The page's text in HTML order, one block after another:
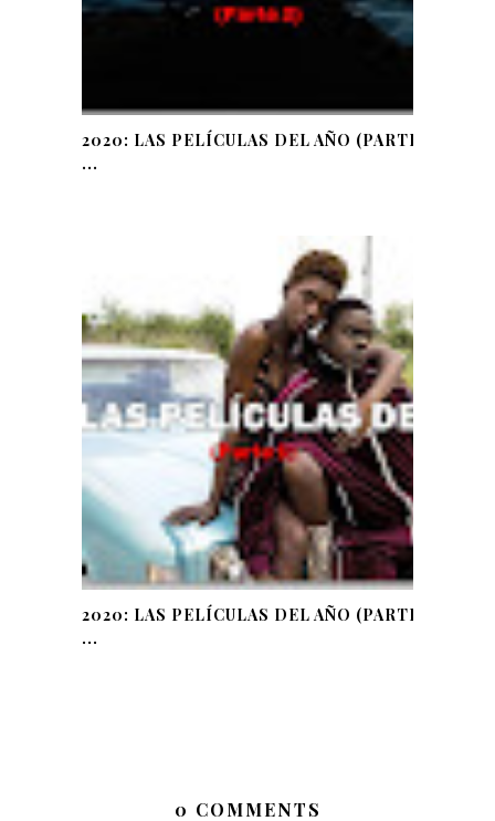
2020: LAS PELÍCULAS DEL AÑO (PARTE
...
2020: LAS PELÍCULAS DEL AÑO (PARTE
...
0 COMMENTS